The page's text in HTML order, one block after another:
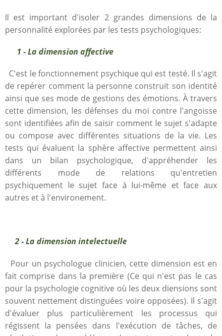
Il est important d'isoler 2 grandes dimensions de la
personnalité explorées par les tests psychologiques:
1 - La dimension affective
C'est le fonctionnement psychique qui est testé. Il s'agit
de repérer comment la personne construit son identité
ainsi que ses mode de gestions des émotions. À travers
cette dimension, les défenses du moi contre l'angoisse
sont identifiées afin de saisir comment le sujet s'adapte
ou compose avec différentes situations de la vie. Les
tests qui évaluent la sphère affective permettent ainsi
dans un bilan psychologique, d'appréhender les
différents mode de relations qu'entretien
psychiquement le sujet face à lui-même et face aux
autres et à l'environement.
2 - La dimension intelectuelle
Pour un psychologue clinicien, cette dimension est en
fait comprise dans la première (Ce qui n'est pas le cas
pour la psychologie cognitive où les deux diensions sont
souvent nettement distinguées voire opposées). Il s'agit
d'évaluer plus particulièrement les processus qui
régissent la pensées dans l'exécution de tâches, de